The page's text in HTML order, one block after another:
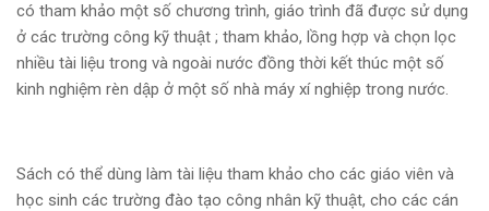
có tham khảo một số chương trình, giáo trình đã được sử dụng
ở các trường công kỹ thuật ; tham khảo, lồng hợp và chọn lọc
nhiều tài liệu trong và ngoài nước đồng thời kết thúc một số
kinh nghiệm rèn dập ở một số nhà máy xí nghiệp trong nước.
Sách có thể dùng làm tài liệu tham khảo cho các giáo viên và
học sinh các trường đào tạo công nhân kỹ thuật, cho các cán